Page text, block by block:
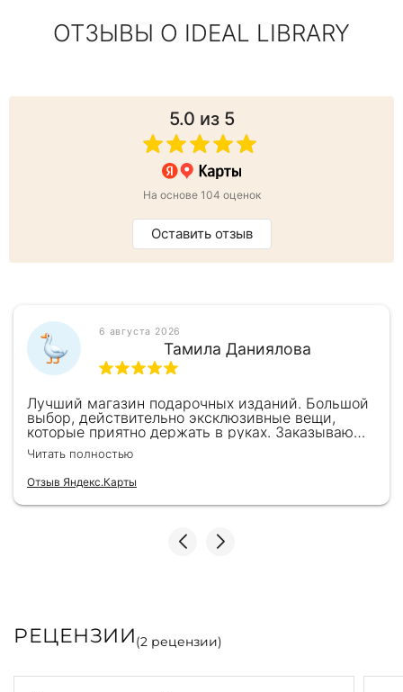
ОТЗЫВЫ О IDEAL LIBRARY
5.0 из 5
На основе 104 оценок
Оставить отзыв
6 августа 2026
Тамила Даниялова
Лучший магазин подарочных изданий. Большой
выбор, действительно эксклюзивные вещи,
которые приятно держать в руках. Заказываю
здесь уже второй раз для бизнес-партнеров,
всегда всё безупречно — от общения с
консультантами до качества самих книг.
Однозначно рекомендую
Читать полностью
Отзыв Яндекс.Карты
РЕЦЕНЗИИ(2 рецензии)